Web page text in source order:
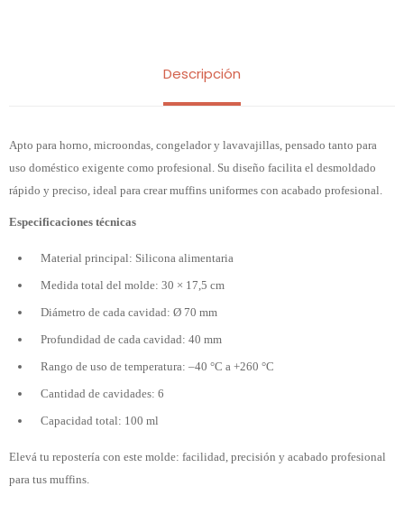
Descripción
Apto para horno, microondas, congelador y lavavajillas, pensado tanto para
uso doméstico exigente como profesional. Su diseño facilita el desmoldado
rápido y preciso, ideal para crear muffins uniformes con acabado profesional.
Especificaciones técnicas
Material principal: Silicona alimentaria
Medida total del molde: 30 × 17,5 cm
Diámetro de cada cavidad: Ø 70 mm
Profundidad de cada cavidad: 40 mm
Rango de uso de temperatura: –40 °C a +260 °C
Cantidad de cavidades: 6
Capacidad total: 100 ml
Elevá tu repostería con este molde: facilidad, precisión y acabado profesional
para tus muffins.